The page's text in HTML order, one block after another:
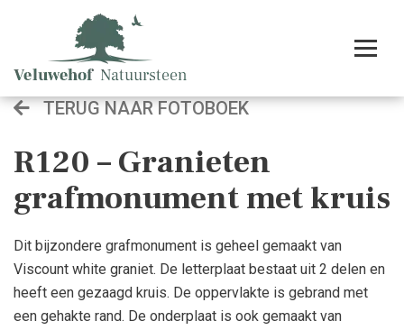
TERUG NAAR FOTOBOEK
R120 – Granieten
grafmonument met kruis
Dit bijzondere grafmonument is geheel gemaakt van
Viscount white graniet. De letterplaat bestaat uit 2 delen en
heeft een gezaagd kruis. De oppervlakte is gebrand met
een gehakte rand. De onderplaat is ook gemaakt van